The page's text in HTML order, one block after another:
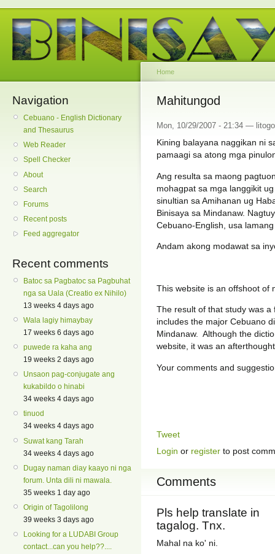
Navigation
Cebuano - English Dictionary
and Thesaurus
Web Reader
Spell Checker
About
Search
Forums
Recent posts
Feed aggregator
Recent comments
Batoc sa Pagbatoc sa Pagbuhat
nga sa Uala (Creatio ex Nihilo)
13 weeks 4 days ago
Wala lagiy himaybay
17 weeks 6 days ago
puwede ra kaha ang
19 weeks 2 days ago
Unsaon pag-conjugate ang
kukabildo o hinabi
34 weeks 4 days ago
tinuod
34 weeks 4 days ago
Suwat kang Tarah
34 weeks 4 days ago
Dugay naman diay kaayo ni nga
forum. Unta dili ni mawala.
35 weeks 1 day ago
Origin of Tagolilong
39 weeks 3 days ago
Looking for a LUDABI Group
contact...can you help??....
Home
Mahitungod
Mon, 10/29/2007 - 21:34 — litogo
Kining balayana naggikan ni
pamaagi sa atong mga
Ang resulta sa maong
mohagpat sa mga langgikit
sinultian sa Amihanan ug
Binisaya sa Mindanaw.
Cebuano-English, usa
Andam akong modawat sa
This website is an offshoot of
The result of that study was
includes the major Cebuano
Mindanaw. Although the
website, it was an
Your comments and
Tweet
Login or register to post
Comments
Pls help translate in
tagalog. Tnx.
Mahal na ko' ni.